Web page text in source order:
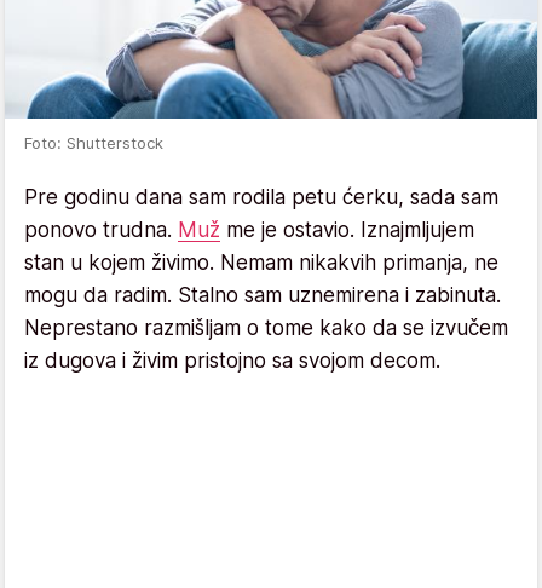
Foto: Shutterstock
Pre godinu dana sam rodila petu ćerku, sada sam
ponovo trudna. Muž me je ostavio. Iznajmljujem
stan u kojem živimo. Nemam nikakvih primanja, ne
mogu da radim. Stalno sam uznemirena i zabinuta.
Neprestano razmišljam o tome kako da se izvučem
iz dugova i živim pristojno sa svojom decom.